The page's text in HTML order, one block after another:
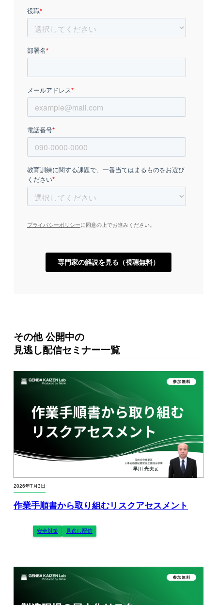
その他 公開中の
見逃し配信セミナー一覧
2026年7月3日
作業手順書から取り組むリスクアセスメント
安全対策 見逃し配信